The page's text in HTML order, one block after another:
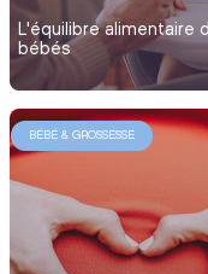
L'équilibre alimentaire
bébés
BÉBÉ & GROSSESSE